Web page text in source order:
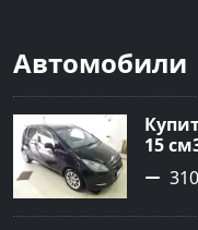
Автомобили
15